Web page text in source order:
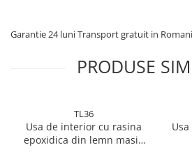
Ușurință în montaj și întreținere
Bucin Mob Reghin:Soluția ideală
Garantie 24 luni Transport gratuit in
PRODUSE
TL36
Usa de interior cu rasina
epoxidica din lemn masiv